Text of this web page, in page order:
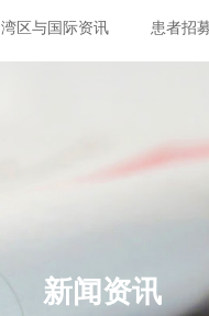
湾区与国际资讯 患者招
新闻资讯